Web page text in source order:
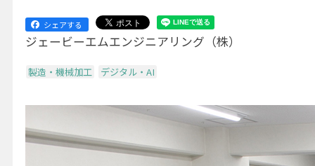
シェアする
ジェービーエムエンジニアリング（株）
製造・機械加工 デジタル・AI